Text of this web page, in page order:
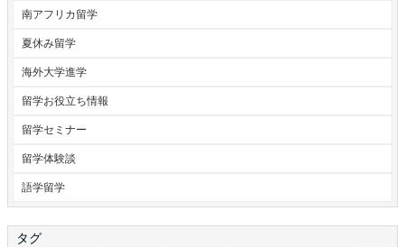
南アフリカ留学
夏休み留学
海外大学進学
留学お役立ち情報
留学セミナー
留学体験談
語学留学
タグ